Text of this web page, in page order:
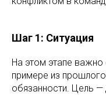
Шаг 1: Ситуация
На этом этапе важно
примере из
обязанности. Цель —